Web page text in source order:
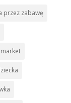
przez zabawę